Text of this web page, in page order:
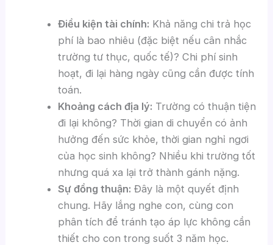
Điều kiện tài chính: Khả năng chi trả học
phí là bao nhiêu (đặc biệt nếu cân nhắc
trường tư thục, quốc tế)? Chi phí sinh
hoạt, đi lại hàng ngày cũng cần được tính
toán.
Khoảng cách địa lý: Trường có thuận tiện
đi lại không? Thời gian di chuyển có ảnh
hưởng đến sức khỏe, thời gian nghỉ ngơi
của học sinh không? Nhiều khi trường tốt
nhưng quá xa lại trở thành gánh nặng.
Sự đồng thuận: Đây là một quyết định
chung. Hãy lắng nghe con, cùng con
phân tích để tránh tạo áp lực không cần
thiết cho con trong suốt 3 năm học.